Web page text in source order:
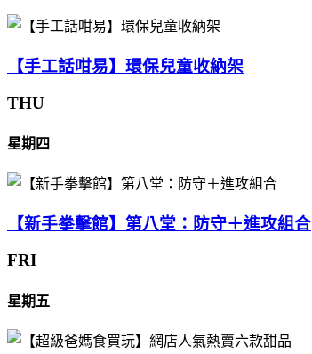
【手工話咁易】環保兒童收納架
THU
星期四
【新手拳擊館】第八堂：防守＋進攻組合
FRI
星期五